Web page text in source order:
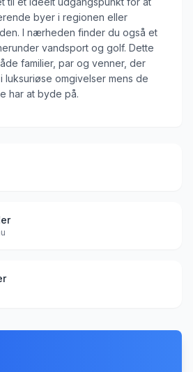
byer i regionen eller
I nærheden finder du også et
vandsport og golf. Dette
familier, par og venner, der
luksuriøse omgivelser mens de
har at byde på.